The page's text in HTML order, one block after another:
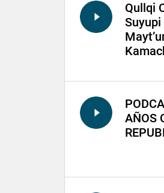
Qullqi
Suyupi
AÑOS